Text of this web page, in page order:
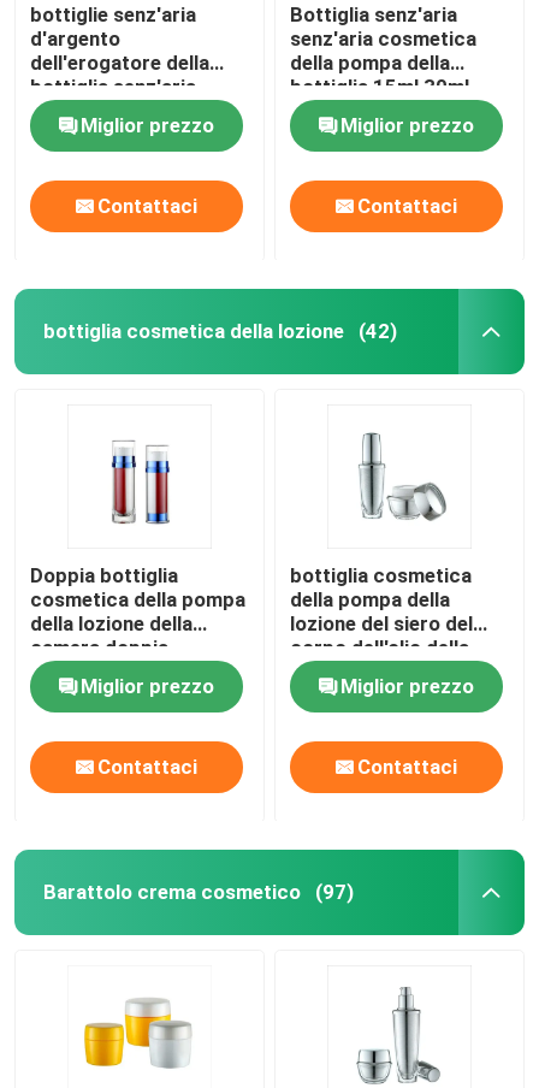
Metropolitana laminata di plastica
Coperchio a vite di plastica
Pompa cosmetica della lozione
Pompa dell'erogatore della schiuma
bottiglie senz'aria
d'argento
dell'erogatore della
bottiglia senz'aria
vuota della pompa di
15ml 30ml 50ml PMMA
Miglior prezzo
Contattaci
Bottiglia senz'aria
senz'aria cosmetica
della pompa della
bottiglia 15ml 30ml
50ml della base di
alluminio della pompa
Miglior prezzo
Contattaci
bottiglia cosmetica della lozione (42)
Doppia bottiglia
cosmetica della pompa
della lozione della
camera doppia
bilaterale con il chiaro
cappuccioMiglior prezzo
Contattaci
bottiglia cosmetica
della pompa della
lozione del siero del
corpo dell'olio della
bottiglia della lozione
di 30ml 60ml
Miglior prezzo
Contattaci
Barattolo crema cosmetico (97)